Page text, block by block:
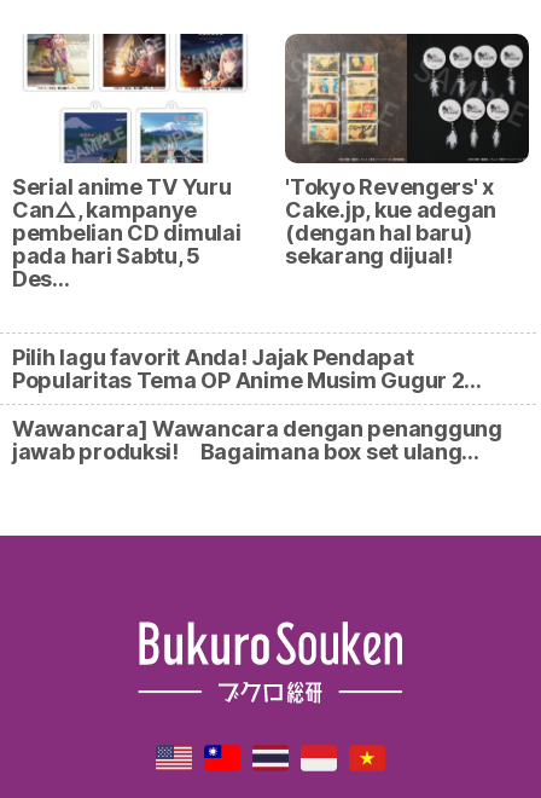
Serial anime TV Yuru
Can△, kampanye
pembelian CD dimulai
pada hari Sabtu, 5
Des…
'Tokyo Revengers' x
Cake.jp, kue adegan
(dengan hal baru)
sekarang dijual!
Pilih lagu favorit Anda! Jajak Pendapat
Popularitas Tema OP Anime Musim Gugur 2…
Wawancara] Wawancara dengan penanggung
jawab produksi! Bagaimana box set ulang…